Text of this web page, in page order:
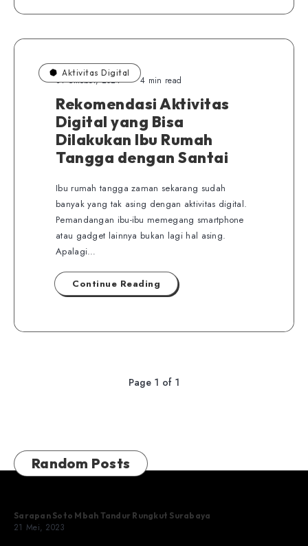
Aktivitas Digital
31 Oktober, 2021 4 min read
Rekomendasi Aktivitas
Digital yang Bisa
Dilakukan Ibu Rumah
Tangga dengan Santai
Ibu rumah tangga zaman sekarang sudah
banyak yang tak asing dengan aktivitas digital.
Pemandangan ibu-ibu memegang smartphone
atau gadget lainnya bukan lagi hal asing.
Apalagi…
Continue Reading
Page 1 of 1
Random Posts
Sarapan Soto Mbah Tandur Rungkut Surabaya
21 Mei, 2023